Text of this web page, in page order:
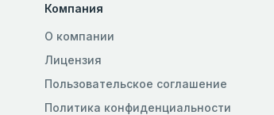
Компания
О компании
Лицензия
Пользовательское соглашение
Политика конфиденциальности